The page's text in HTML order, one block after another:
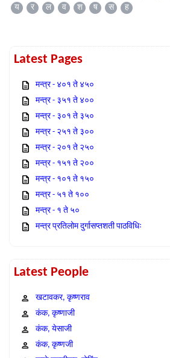
य
र ल व श ष स ह
Latest Pages
मन्त्र - ४०१ ते ४५०
मन्त्र - ३५१ ते ४००
मन्त्र - ३०१ ते ३५०
मन्त्र - २५१ ते ३००
मन्त्र - २०१ ते २५०
मन्त्र - १५१ ते २००
मन्त्र - १०१ ते १५०
मन्त्र - ५१ ते १००
मन्त्र - १ ते ५०
मन्त्र प्रतिलोम दुर्गासप्तशती पाठविधिः
Latest People
खटावकर, कृष्णराव
कंक, कृष्णाजी
कंक, येसाजी
कंक, कृष्णजी